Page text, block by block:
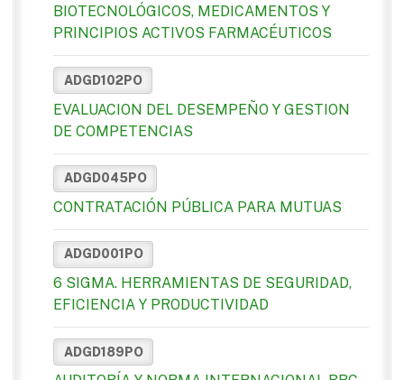
BIOTECNOLÓGICOS, MEDICAMENTOS Y
PRINCIPIOS ACTIVOS FARMACÉUTICOS
ADGD102PO
EVALUACION DEL DESEMPEÑO Y GESTION
DE COMPETENCIAS
ADGD045PO
CONTRATACIÓN PÚBLICA PARA MUTUAS
ADGD001PO
6 SIGMA. HERRAMIENTAS DE SEGURIDAD,
EFICIENCIA Y PRODUCTIVIDAD
ADGD189PO